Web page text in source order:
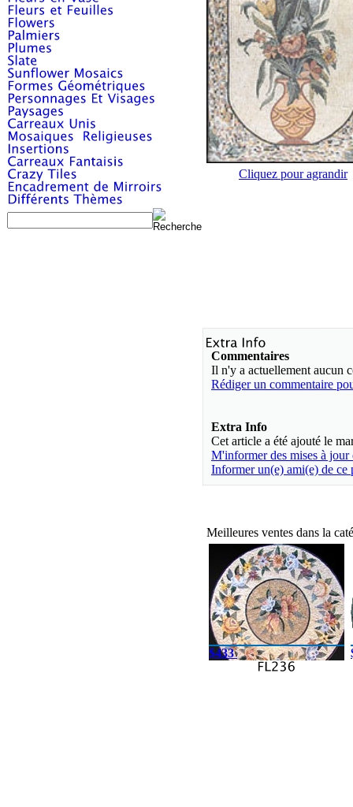
Cliquez pour agrandir
Commentaires
Il n'y a actuellement aucun
Rédiger un commentaire
Extra Info
Cet article a été ajouté le
M'informer des mises à
Informer un(e) ami(e) de ce
Meilleures ventes dans la
$433